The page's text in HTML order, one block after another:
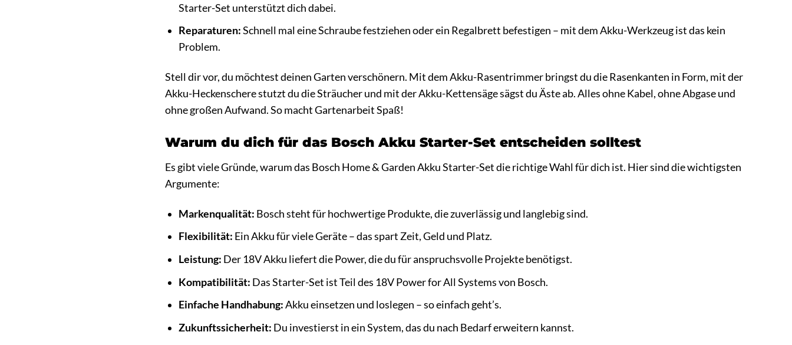
Starter-Set unterstützt dich dabei.
Reparaturen:Schnell mal eine Schraube festziehen oder ein Regalbrett befestigen – mit dem Akku-Werkzeug ist das kein
Problem.
Stell dir vor, du möchtest deinen Garten verschönern. Mit dem Akku-Rasentrimmer bringst du die Rasenkanten in Form, mit der
Akku-Heckenschere stutzt du die Sträucher und mit der Akku-Kettensäge sägst du Äste ab. Alles ohne Kabel, ohne Abgase und
ohne großen Aufwand. So macht Gartenarbeit Spaß!
Warum du dich für das Bosch Akku Starter-Set entscheiden solltest
Es gibt viele Gründe, warum das Bosch Home & Garden Akku Starter-Set die richtige Wahl für dich ist. Hier sind die wichtigsten
Argumente:
Markenqualität: Bosch steht für hochwertige Produkte, die zuverlässig und langlebig sind.
Flexibilität: Ein Akku für viele Geräte – das spart Zeit, Geld und Platz.
Leistung: Der 18V Akku liefert die Power, die du für anspruchsvolle Projekte benötigst.
Kompatibilität: Das Starter-Set ist Teil des 18V Power for All Systems von Bosch.
Einfache Handhabung:Akku einsetzen und loslegen – so einfach geht’s.
Zukunftssicherheit: Du investierst in ein System, das du nach Bedarf erweitern kannst.